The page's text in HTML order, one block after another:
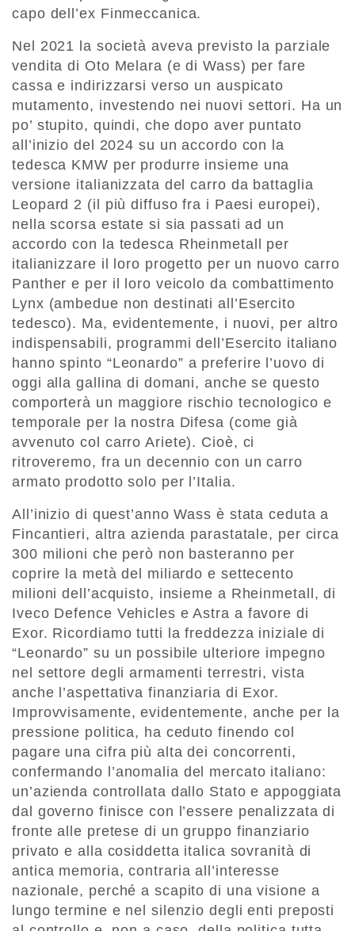
capo dell’ex Finmeccanica.
Nel 2021 la società aveva previsto la parziale
vendita di Oto Melara (e di Wass) per fare
cassa e indirizzarsi verso un auspicato
mutamento, investendo nei nuovi settori. Ha un
po’ stupito, quindi, che dopo aver puntato
all’inizio del 2024 su un accordo con la
tedesca KMW per produrre insieme una
versione italianizzata del carro da battaglia
Leopard 2 (il più diffuso fra i Paesi europei),
nella scorsa estate si sia passati ad un
accordo con la tedesca Rheinmetall per
italianizzare il loro progetto per un nuovo carro
Panther e per il loro veicolo da combattimento
Lynx (ambedue non destinati all’Esercito
tedesco). Ma, evidentemente, i nuovi, per altro
indispensabili, programmi dell’Esercito italiano
hanno spinto “Leonardo” a preferire l’uovo di
oggi alla gallina di domani, anche se questo
comporterà un maggiore rischio tecnologico e
temporale per la nostra Difesa (come già
avvenuto col carro Ariete). Cioè, ci
ritroveremo, fra un decennio con un carro
armato prodotto solo per l’Italia.
All’inizio di quest’anno Wass è stata ceduta a
Fincantieri, altra azienda parastatale, per circa
300 milioni che però non basteranno per
coprire la metà del miliardo e settecento
milioni dell’acquisto, insieme a Rheinmetall, di
Iveco Defence Vehicles e Astra a favore di
Exor. Ricordiamo tutti la freddezza iniziale di
“Leonardo” su un possibile ulteriore impegno
nel settore degli armamenti terrestri, vista
anche l’aspettativa finanziaria di Exor.
Improvvisamente, evidentemente, anche per la
pressione politica, ha ceduto finendo col
pagare una cifra più alta dei concorrenti,
confermando l’anomalia del mercato italiano:
un’azienda controllata dallo Stato e appoggiata
dal governo finisce con l’essere penalizzata di
fronte alle pretese di un gruppo finanziario
privato e alla cosiddetta italica sovranità di
antica memoria, contraria all’interesse
nazionale, perché a scapito di una visione a
lungo termine e nel silenzio degli enti preposti